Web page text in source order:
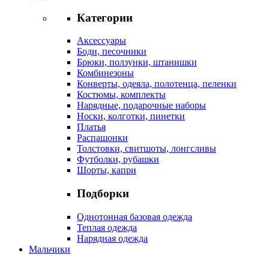
Категории
Аксессуары
Боди, песочники
Брюки, ползунки, штанишки
Комбинезоны
Конверты, одеяла, полотенца, пеленки
Костюмы, комплекты
Нарядные, подарочные наборы
Носки, колготки, пинетки
Платья
Распашонки
Толстовки, свитшоты, лонгсливы
Футболки, рубашки
Шорты, капри
Подборки
Однотонная базовая одежда
Теплая одежда
Нарядная одежда
Мальчики